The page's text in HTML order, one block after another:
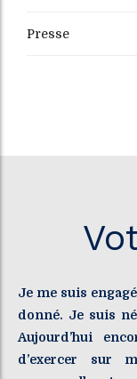
Presse
Je me suis
donné. Je suis
Aujourd’hui
d’exercer sur